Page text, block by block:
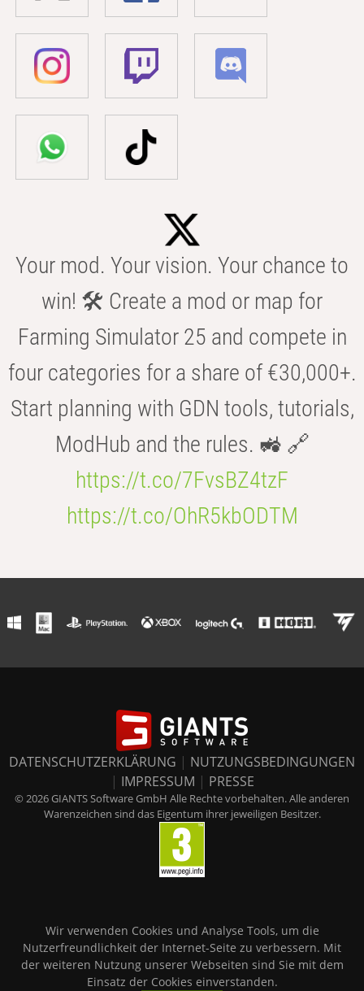
Your mod. Your vision. Your chance to
win! 🛠️ Create a mod or map for
Farming Simulator 25 and compete in
four categories for a share of €30,000+.
Start planning with GDN tools, tutorials,
ModHub and the rules. 🚜 🔗
https://t.co/7FvsBZ4tzF
https://t.co/OhR5kbODTM
DATENSCHUTZERKLÄRUNG | NUTZUNGSBEDINGUNGEN
| IMPRESSUM | PRESSE
© 2026 GIANTS Software GmbH Alle Rechte vorbehalten. Alle anderen
Warenzeichen sind das Eigentum ihrer jeweiligen Besitzer.
Wir verwenden Cookies und Analyse Tools, um die
Nutzerfreundlichkeit der Internet-Seite zu verbessern. Mit
der weiteren Nutzung unserer Webseiten sind Sie mit dem
Einsatz der Cookies einverstanden.